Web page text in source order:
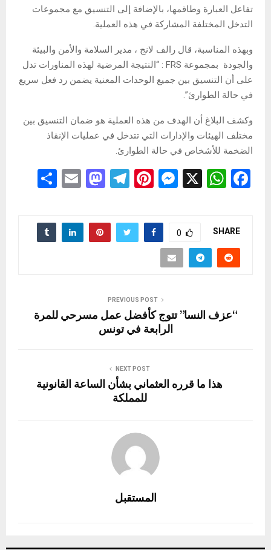
تفاعل العبارة وطاقمها، بالإضافة إلى التنسيق مع مجموعات
التدخل المختلفة المشاركة في هذه العملية.
وبهذه المناسبة، قال رالف لانج ، مدير السلامة والأمن والبيئة
والجودة بمجموعة FRS : “النتيجة المرضية لهذه المناورات تدل
على أن التنسيق بين جميع الوحدات المعنية يضمن رد فعل سريع
في حالة الطوارئ”.
وكشف البلاغ أن الهدف من هذه العملية هو ضمان التنسيق بين
مختلف الهيئات والإدارات التي تتدخل في عمليات الإنقاذ
الضخمة للأشخاص في حالة الطوارئ.
F
b
o
o
W
A
p
X
M
se
n
Pi
er
es
T
e
gr
M
st
o
E
ail
ar
e
SHARE
0
PREVIOUS POST
“عزف النسا” تتوج كأفضل عمل مسرحي للمرة
الرابعة في تونس
NEXT POST
هذا ما قرره العثماني بشأن الساعة القانونية
للمملكة
المستقبل